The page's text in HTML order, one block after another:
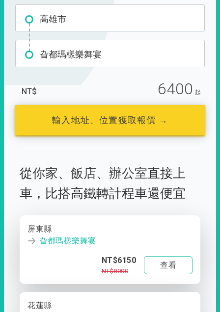
高雄市
旮都瑪樣樂舞宴
NT$ 6400 起
輸入地址、位置獲取報價 →
從你家、 飯店、 辦公室直接上
車， 比搭高鐵轉計程車還便宜
屏東縣
旮都瑪樣樂舞宴
NT$6150
NT$8000
查看
花蓮縣